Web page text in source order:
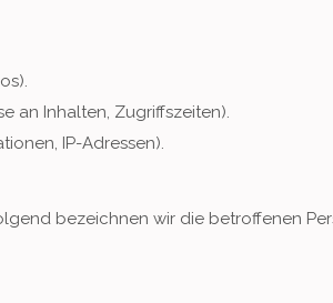
an Inhalten, Zugriffszeiten).
IP-Adressen).
bezeichnen wir die betroffenen